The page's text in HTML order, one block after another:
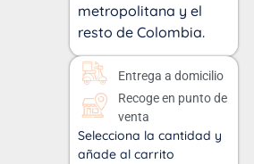
metropolitana y el
resto de Colombia.
Entrega a domicilio
Recoge en punto de
venta
Selecciona la cantidad y
añade al carrito